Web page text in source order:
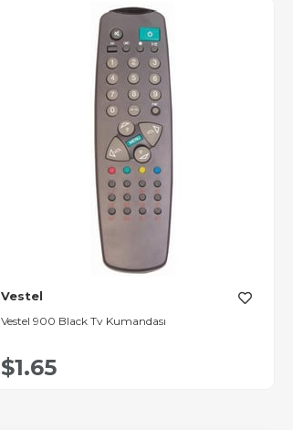
Vestel
Vestel 900 Black Tv Kumandası
$1.65